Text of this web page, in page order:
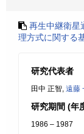
再生中継衛星
理方式に関する
研究代表者
田中 正智, 遠藤
研究期間 (年
1986 – 1987